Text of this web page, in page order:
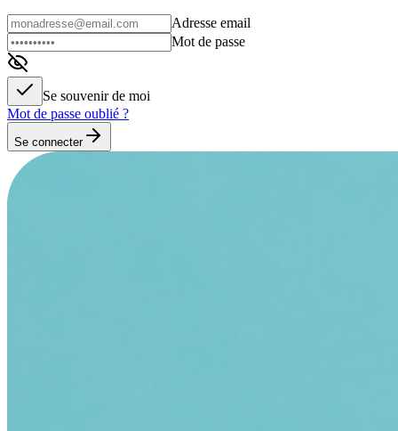
Adresse email
Mot de passe
Se souvenir de moi
Mot de passe oublié ?
Se connecter